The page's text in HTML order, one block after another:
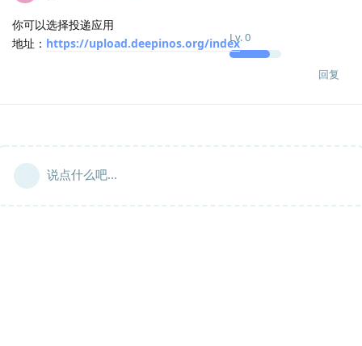
Lv.0
你可以选择投递应用
地址： https://upload.deepinos.org/index
回复
说点什么吧...